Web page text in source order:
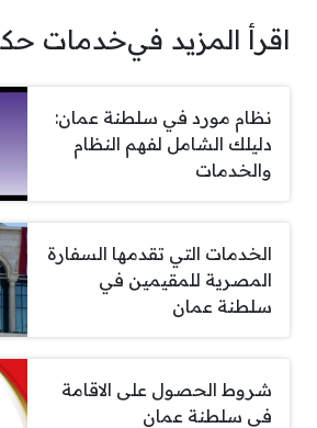
اقرأ المزيد فيخدمات
نظام مورد في سلطنة عمان:
دليلك الشامل لفهم النظام
والخدمات
الخدمات التي تقدمها السفارة
المصرية للمقيمين في
سلطنة عمان
شروط الحصول على الاقامة
في سلطنة عمان